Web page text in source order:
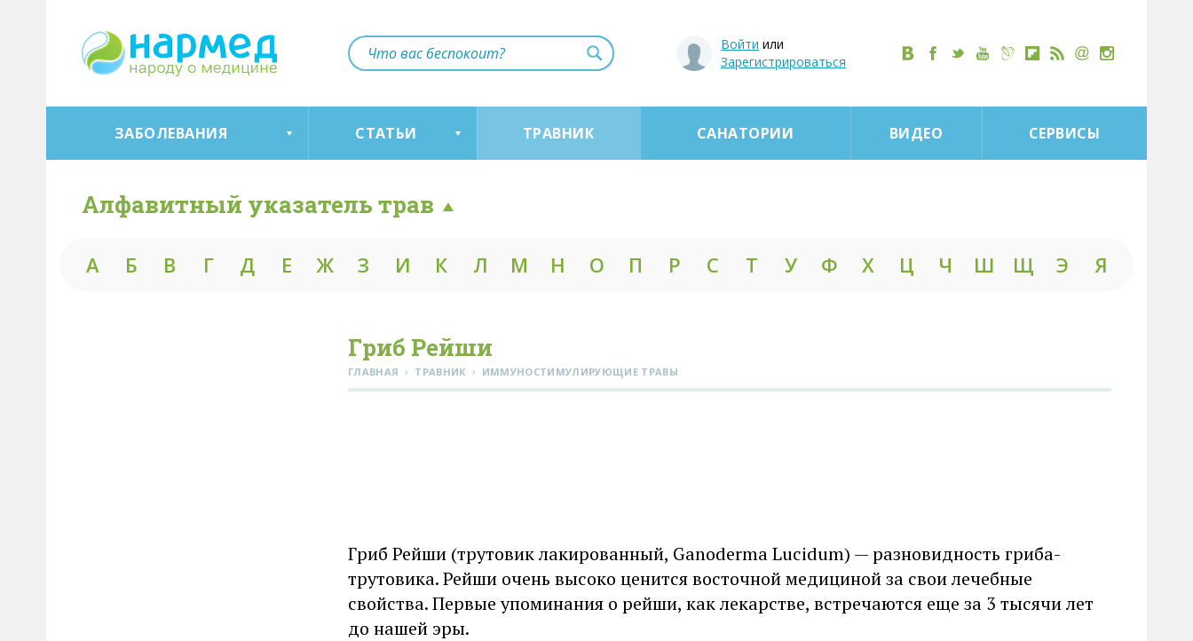
Войти или
Зарегистрироваться
ЗАБОЛЕВАНИЯ СТАТЬИ ТРАВНИК САНАТОРИИ ВИДЕО СЕРВИСЫ
Алфавитный указатель трав
А Б В Г Д Е Ж З И К Л М Н О П Р С Т У Ф Х Ц Ч Ш Щ Э Я
Гриб Рейши
ГЛАВНАЯ › ТРАВНИК › ИММУНОСТИМУЛИРУЮЩИЕ ТРАВЫ
Гриб Рейши (трутовик лакированный, Ganoderma Lucidum) — разновидность гриба-
трутовика. Рейши очень высоко ценится восточной медициной за свои лечебные
свойства. Первые упоминания о рейши, как лекарстве, встречаются еще за 3 тысячи лет
до нашей эры.